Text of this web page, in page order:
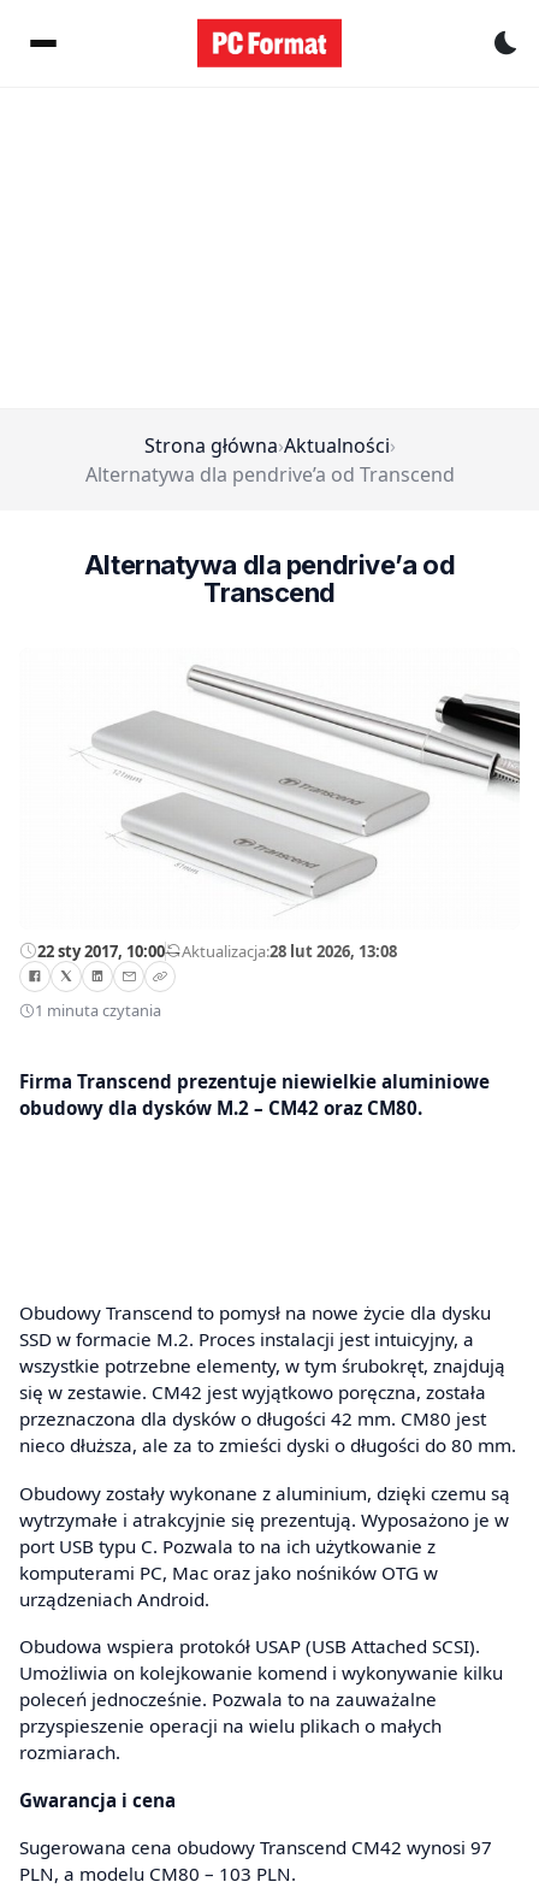
Strona główna›Aktualności›
Alternatywa dla pendrive’a od Transcend
Alternatywa dla pendrive’a od
Transcend
22 sty 2017, 10:00—Aktualizacja:28 lut 2026, 13:08
1 minuta czytania
Firma Transcend prezentuje niewielkie aluminiowe
obudowy dla dysków M.2 – CM42 oraz CM80.
Obudowy Transcend to pomysł na nowe życie dla dysku
SSD w formacie M.2. Proces instalacji jest intuicyjny, a
wszystkie potrzebne elementy, w tym śrubokręt, znajdują
się w zestawie. CM42 jest wyjątkowo poręczna, została
przeznaczona dla dysków o długości 42 mm. CM80 jest
nieco dłuższa, ale za to zmieści dyski o długości do 80 mm.
Obudowy zostały wykonane z aluminium, dzięki czemu są
wytrzymałe i atrakcyjnie się prezentują. Wyposażono je w
port USB typu C. Pozwala to na ich użytkowanie z
komputerami PC, Mac oraz jako nośników OTG w
urządzeniach Android.
Obudowa wspiera protokół USAP (USB Attached SCSI).
Umożliwia on kolejkowanie komend i wykonywanie kilku
poleceń jednocześnie. Pozwala to na zauważalne
przyspieszenie operacji na wielu plikach o małych
rozmiarach.
Gwarancja i cena
Sugerowana cena obudowy Transcend CM42 wynosi 97
PLN, a modelu CM80 – 103 PLN.